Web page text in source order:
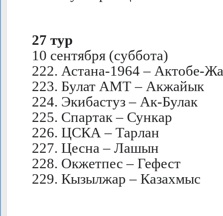
27 тур
10 сентября (суббота)
222. Астана-1964 – Актобе-
223. Булат АМТ – Акжайык
224. Экибастуз – Ак-Булак
225. Спартак – Сункар
226. ЦСКА – Тарлан
227. Цесна – Лашын
228. Окжетпес – Гефест
229. Кызылжар – Казахмыс